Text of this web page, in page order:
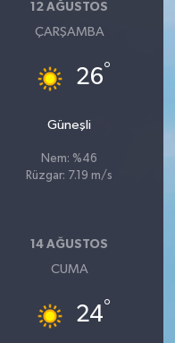
12 AĞUSTOS
ÇARŞAMBA
26°
Güneşli
Nem: %46
Rüzgar: 7.19 m/s
14 AĞUSTOS
CUMA
24°